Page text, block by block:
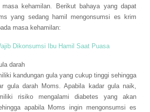
masa kehamilan. Berikut bahaya yang dapat
yang sedang hamil mengonsumsi es krim
masa kehamilan:
Dikonsumsi Ibu Hamil Saat Puasa
darah
kandungan gula yang cukup tinggi sehingga
gula darah Moms. Apabila kadar gula naik,
risiko mengalami diabetes yang akan
apabila Moms ingin mengonsumsi es